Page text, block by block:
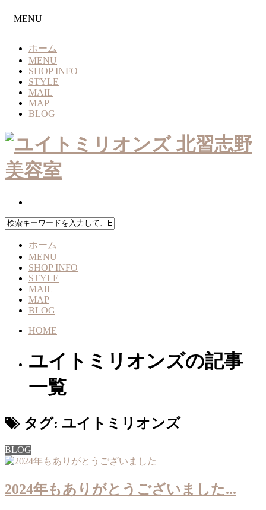
MENU
ホーム
MENU
SHOP INFO
STYLE
MAIL
MAP
BLOG
ホーム
MENU
SHOP INFO
STYLE
MAIL
MAP
BLOG
HOME
ユイトミリオンズの記事
一覧
タグ: ユイトミリオンズ
BLOG
2024年もありがとうございました...